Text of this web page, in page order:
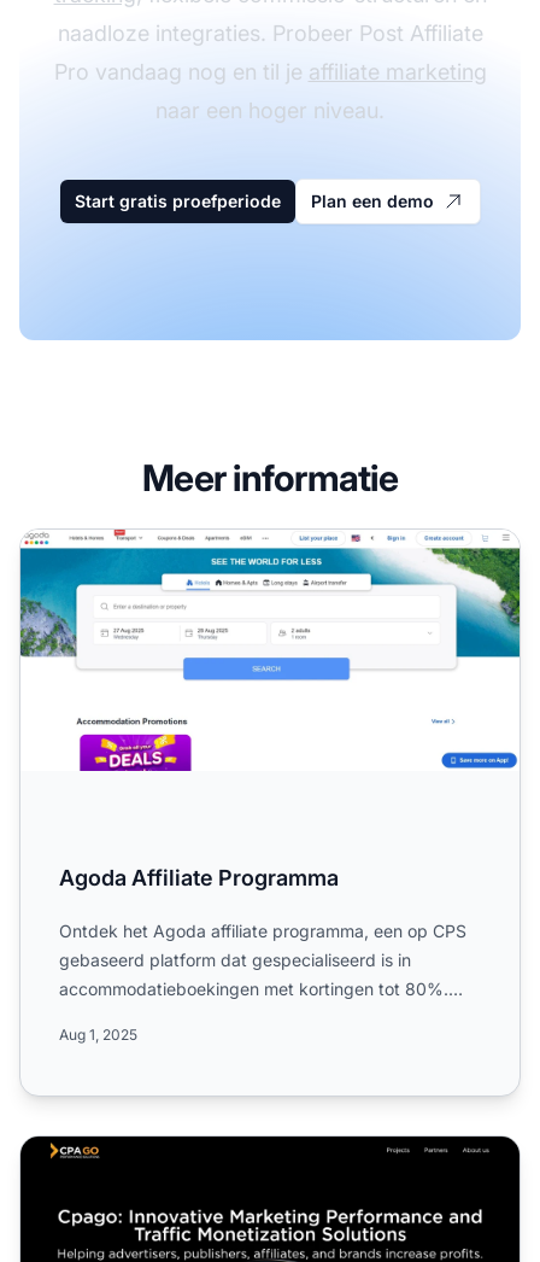
naadloze integraties. Probeer Post Affiliate
Pro vandaag nog en til je affiliate marketing
naar een hoger niveau.
Start gratis proefperiode Plan een demo
Meer informatie
Agoda Affiliate Programma
Agoda Affiliate Programma
Ontdek het Agoda affiliate programma, een op CPS
gebaseerd platform dat gespecialiseerd is in
accommodatieboekingen met kortingen tot 80%.
Aug 1, 2025
CPAGO Affiliateprogramma